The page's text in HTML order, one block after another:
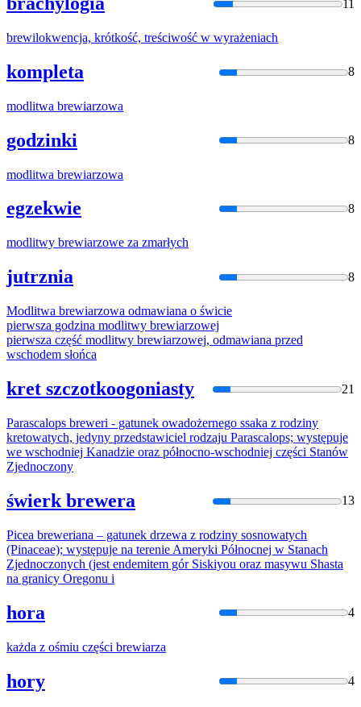
11
brewilokwencja, krótkość, treściwość w wyrażeniach
kompleta 8
modlitwa brewiarzowa
godzinki 8
modlitwa brewiarzowa
egzekwie 8
modlitwy brewiarzowe za zmarłych
jutrznia 8
Modlitwa brewiarzowa odmawiana o świcie
pierwsza godzina modlitwy brewiarzowej
pierwsza część modlitwy brewiarzowej, odmawiana przed
wschodem słońca
kret szczotkoogoniasty 21
Parascalops breweri - gatunek owadożernego ssaka z rodziny
kretowatych, jedyny przedstawiciel rodzaju Parascalops; występuje
we wschodniej Kanadzie oraz północno-wschodniej części Stanów
Zjednoczony
świerk brewera 13
Picea breweriana – gatunek drzewa z rodziny sosnowatych
(Pinaceae); występuje na terenie Ameryki Północnej w Stanach
Zjednoczonych (jest endemitem gór Siskiyou oraz masywu Shasta
na granicy Oregonu i
hora 4
każda z ośmiu części brewiarza
hory 4